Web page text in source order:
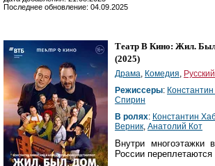
Последнее обновление: 04.09.2025
Театр В Кино: Жил.
(2025)
Драма, Комедия,
Режиссеры:
Спирин
В ролях: Константин
Верник, Анатолий Кот
Внутри многоэтажки
России